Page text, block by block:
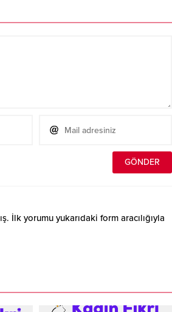
İlk yorumu yukarıdaki form aracılığıyla